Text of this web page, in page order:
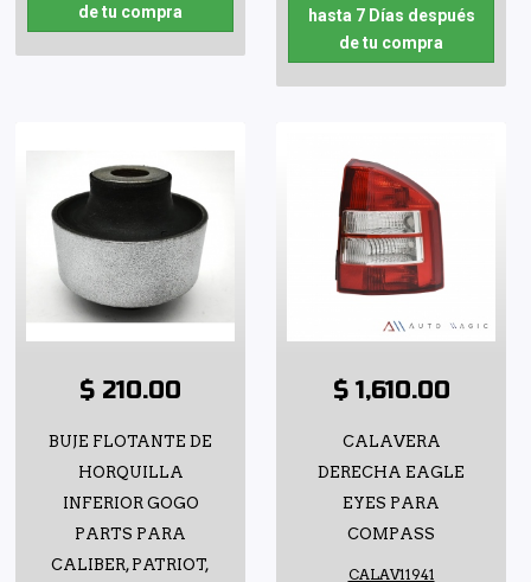
de tu compra
hasta 7 Días después
de tu compra
$ 210.00
BUJE FLOTANTE DE
HORQUILLA
INFERIOR GOGO
PARTS PARA
CALIBER, PATRIOT,
$ 1,610.00
CALAVERA
DERECHA EAGLE
EYES PARA
COMPASS
CALAV11941